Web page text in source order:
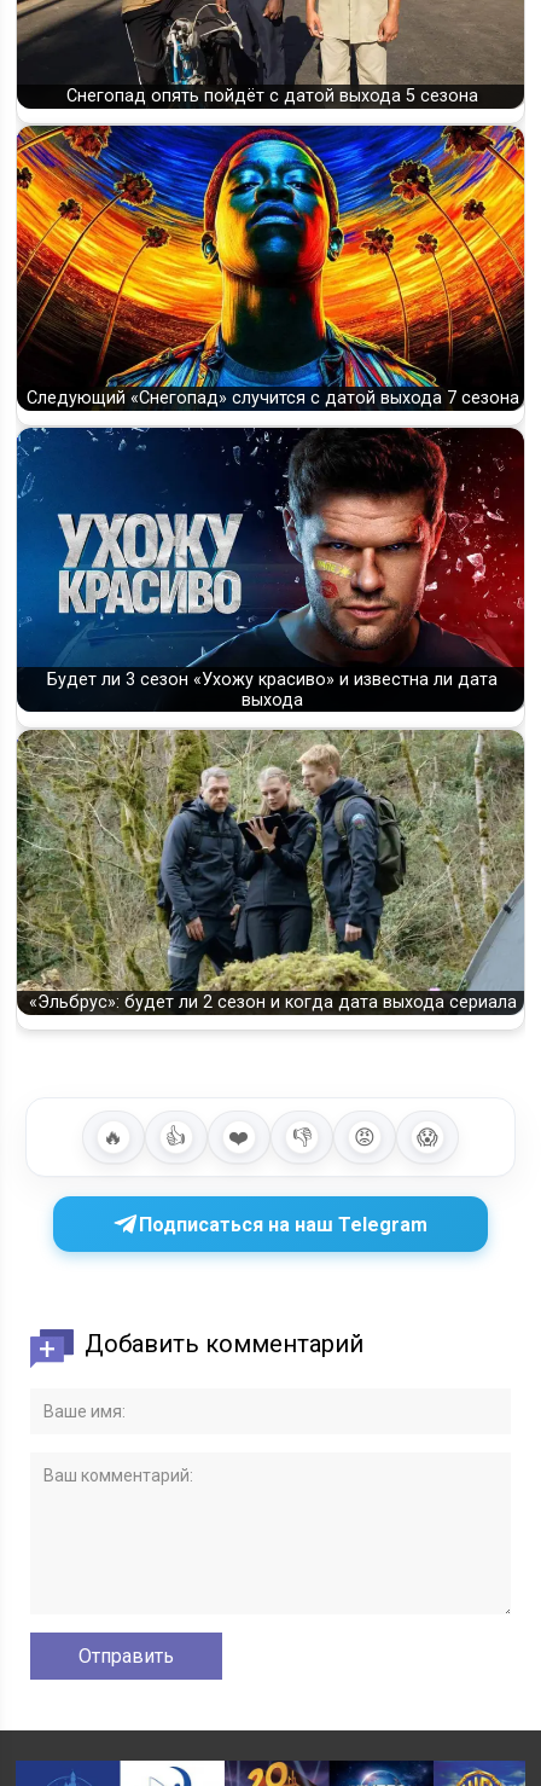
Снегопад опять пойдёт с датой выхода 5 сезона
Следующий «Снегопад» случится с датой выхода 7 сезона
Будет ли 3 сезон «Ухожу красиво» и известна ли дата
выхода
«Эльбрус»: будет ли 2 сезон и когда дата выхода сериала
🔥 👍 ❤️ 👎 😡 😱
Подписаться на наш Telegram
Добавить комментарий